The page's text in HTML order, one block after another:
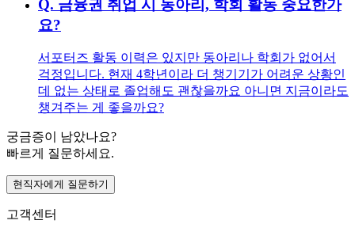
Q. 금융권 취업 시 동아리, 학회 활동 중요한가
요?
서포터즈 활동 이력은 있지만 동아리나 학회가 없어서
걱정입니다. 현재 4학년이라 더 챙기기가 어려운 상황인
데 없는 상태로 졸업해도 괜찮을까요 아니면 지금이라도
챙겨주는 게 좋을까요?
궁금증이 남았나요?
빠르게 질문하세요.
현직자에게 질문하기
고객센터